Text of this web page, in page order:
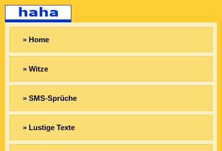
» Home
» Witze
» SMS-Sprüche
» Lustige Texte